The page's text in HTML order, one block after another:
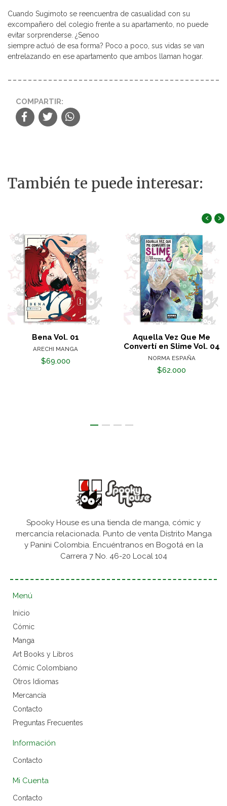
Cuando Sugimoto se reencuentra de casualidad con su
excompañero del colegio frente a su apartamento, no puede
evitar sorprenderse. ¿Senoo
siempre actuó de esa forma? Poco a poco, sus vidas se van
entrelazando en ese apartamento que ambos llaman hogar.
COMPARTIR:
También te puede interesar:
Bena Vol. 01
ARECHI MANGA
$69.000
Aquella Vez Que Me
Convertí en Slime Vol. 04
NORMA ESPAÑA
$62.000
‹ ›
Spooky House es una tienda de manga, cómic y
mercancía relacionada. Punto de venta Distrito Manga
y Panini Colombia. Encuéntranos en Bogotá en la
Carrera 7 No. 46-20 Local 104
Menú
Inicio
Cómic
Manga
Art Books y Libros
Cómic Colombiano
Otros Idiomas
Mercancía
Contacto
Preguntas Frecuentes
Información
Contacto
Mi Cuenta
Contacto